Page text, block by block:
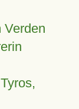
Verden